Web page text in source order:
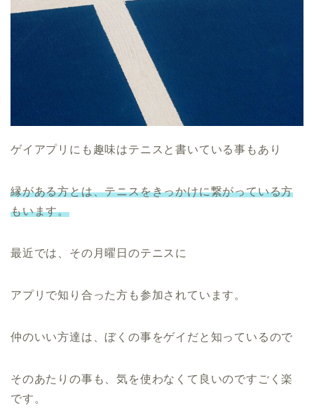
ゲイアプリにも趣味はテニスと書いている事もあり
縁がある方とは、テニスをきっかけに繋がっている方
もいます。
最近では、その月曜日のテニスに
アプリで知り合った方も参加されています。
仲のいい方達は、ぼくの事をゲイだと知っているので
そのあたりの事も、気を使わなくて良いのですごく楽
です。